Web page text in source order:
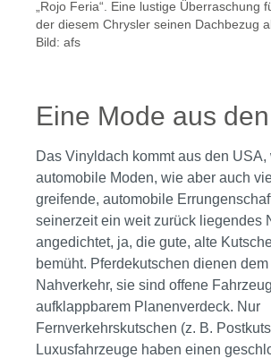
„Rojo Feria“. Eine lustige Überraschung
der diesem Chrysler seinen Dachbezug
Bild: afs
Eine Mode aus
Das Vinyldach kommt aus den
automobile Moden, wie aber auch
greifende, automobile
seinerzeit ein weit zurück liegendes
angedichtet, ja, die gute, alte
bemüht. Pferdekutschen dienen
Nahverkehr, sie sind offene
aufklappbarem Planenverdeck. Nur
Fernverkehrskutschen (z. B.
Luxusfahrzeuge haben einen